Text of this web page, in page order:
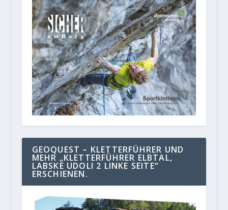
GEOQUEST – KLETTERFÜHRER UND
MEHR „KLETTERFÜHRER ELBTAL,
LABSKE UDOLI 2 LINKE SEITE“
ERSCHIENEN.